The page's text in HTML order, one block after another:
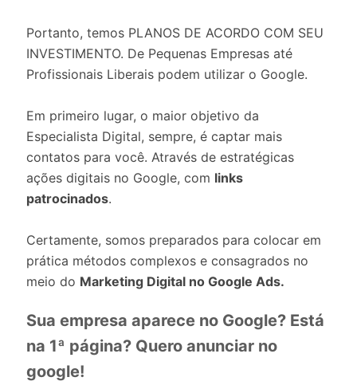
Portanto, temos PLANOS DE ACORDO COM SEU
INVESTIMENTO. De Pequenas Empresas até
Profissionais Liberais podem utilizar o Google.
Em primeiro lugar, o maior objetivo da
Especialista Digital, sempre, é captar mais
contatos para você. Através de estratégicas
ações digitais no Google, com links
patrocinados.
Certamente, somos preparados para colocar em
prática métodos complexos e consagrados no
meio do Marketing Digital no Google Ads.
Sua empresa aparece no Google? Está
na 1ª página? Quero anunciar no
google!